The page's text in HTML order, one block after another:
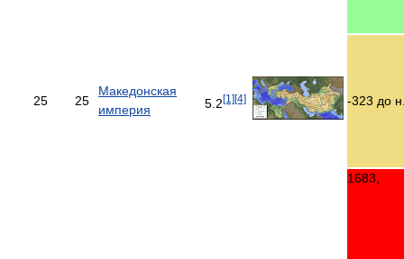
25 25
Македонская
империя
5.2[1][4] -323 до
1683,